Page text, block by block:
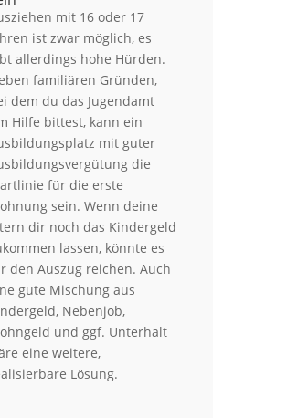
mit 16 oder 17
ist zwar möglich, es
allerdings hohe Hürden.
familiären Gründen,
dem du das Jugendamt
Hilfe bittest, kann ein
mit guter
die
für die erste
sein. Wenn deine
dir noch das Kindergeld
lassen, könnte es
den Auszug reichen. Auch
gute Mischung aus
Nebenjob,
und ggf. Unterhalt
eine weitere,
Lösung.